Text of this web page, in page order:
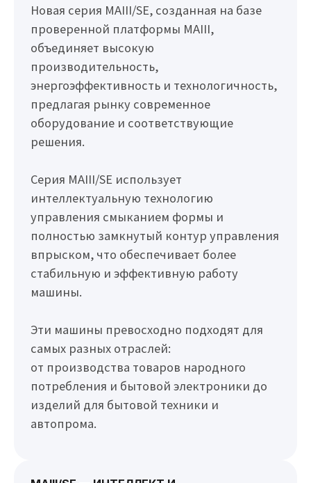
Новая серия MAIII/SE, созданная на базе
проверенной платформы MAIII,
объединяет высокую
производительность,
энергоэффективность и технологичность,
предлагая рынку современное
оборудование и соответствующие
решения.
Серия MAIII/SE использует
интеллектуальную технологию
управления смыканием формы и
полностью замкнутый контур управления
впрыском, что обеспечивает более
стабильную и эффективную работу
машины.
Эти машины превосходно подходят для
самых разных отраслей:
от производства товаров народного
потребления и бытовой электроники до
изделий для бытовой техники и
автопрома.